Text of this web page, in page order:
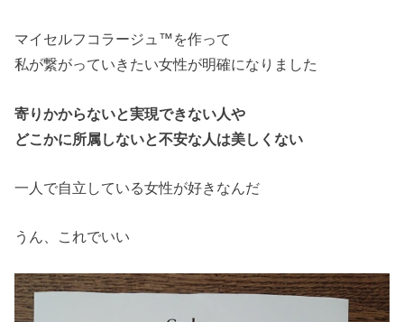
マイセルフコラージュ™を作って
私が繋がっていきたい女性が明確になりました
寄りかからないと実現できない人や
どこかに所属しないと不安な人は美しくない
一人で自立している女性が好きなんだ
うん、これでいい